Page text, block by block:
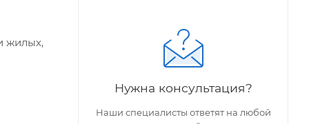
жилых,
Нужна консультация?
Наши специалисты ответят на любой